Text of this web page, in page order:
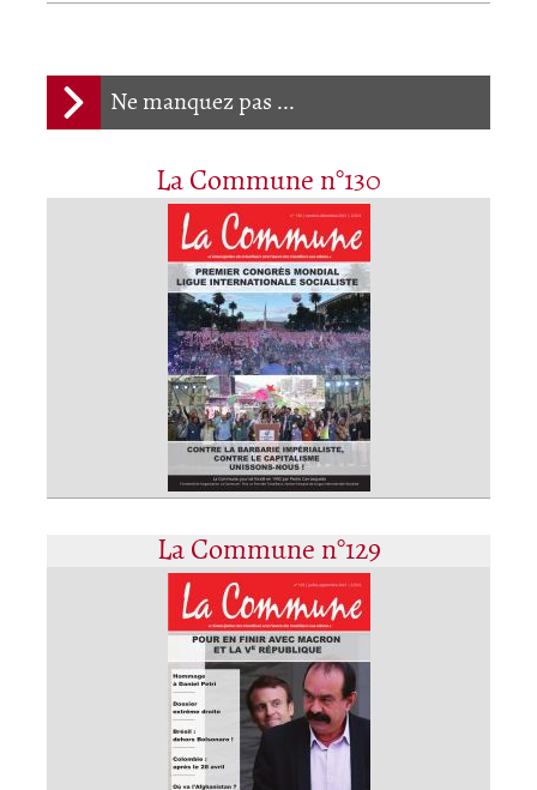
Ne manquez pas ...
La Commune n°130
La Commune n°129